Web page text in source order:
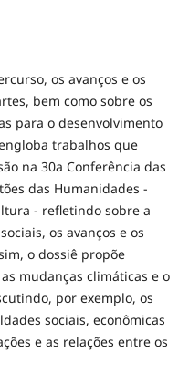
os avanços e os
bem como sobre os
para o desenvolvimento
trabalhos que
na 30a Conferência das
das Humanidades -
- refletindo sobre a
os avanços e os
o dossiê propõe
mudanças climáticas e o
por exemplo, os
sociais, econômicas
e as relações entre os